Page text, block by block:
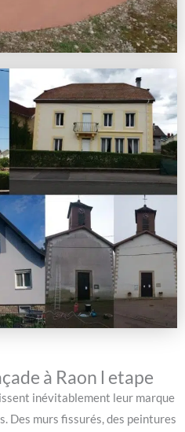
à Raon l etape
inévitablement leur marque
Des murs fissurés, des peintures